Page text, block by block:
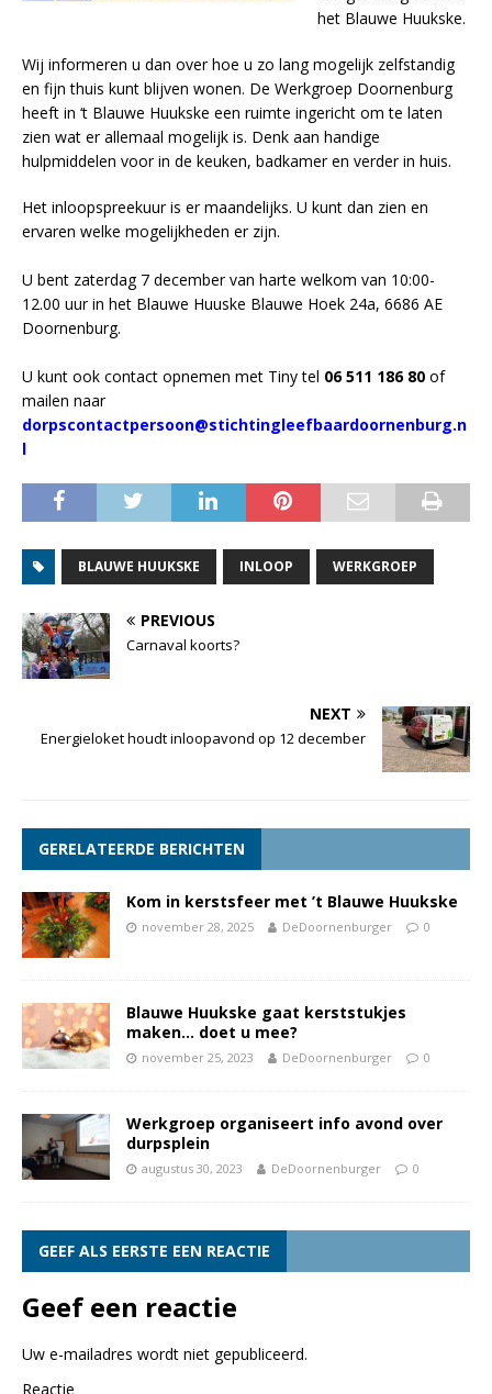
het Blauwe Huukske.
Wij informeren u dan over hoe u zo lang mogelijk zelfstandig
en fijn thuis kunt blijven wonen. De Werkgroep Doornenburg
heeft in ‘t Blauwe Huukske een ruimte ingericht om te laten
zien wat er allemaal mogelijk is. Denk aan handige
hulpmiddelen voor in de keuken, badkamer en verder in huis.
Het inloopspreekuur is er maandelijks. U kunt dan zien en
ervaren welke mogelijkheden er zijn.
U bent zaterdag 7 december van harte welkom van 10:00-
12.00 uur in het Blauwe Huuske Blauwe Hoek 24a, 6686 AE
Doornenburg.
U kunt ook contact opnemen met Tiny tel 06 511 186 80 of
mailen naar
dorpscontactpersoon@stichtingleefbaardoornenburg.n
l
BLAUWE HUUKSKE INLOOP WERKGROEP
PREVIOUS
Carnaval koorts?
NEXT
Energieloket houdt inloopavond op 12 december
GERELATEERDE BERICHTEN
Kom in kerstsfeer met ’t Blauwe Huukske
november 28, 2025 DeDoornenburger 0
Blauwe Huukske gaat kerststukjes
maken… doet u mee?
november 25, 2023 DeDoornenburger 0
Werkgroep organiseert info avond over
durpsplein
augustus 30, 2023 DeDoornenburger 0
GEEF ALS EERSTE EEN REACTIE
Geef een reactie
Uw e-mailadres wordt niet gepubliceerd.
Reactie